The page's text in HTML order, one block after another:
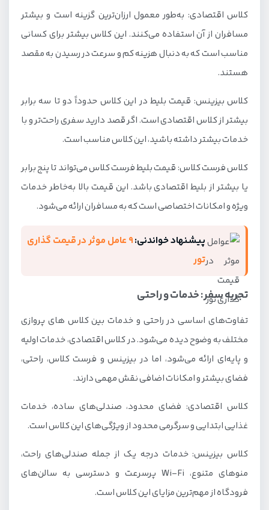
کلاس اقتصادی: به‌طور معمول ارزان‌ترین گزینه است و بیشتر
مسافران از آن استفاده می‌کنند. این کلاس بیشتر برای کسانی
مناسب است که به دنبال هزینه کم و سرعت در رسیدن به مقصد
هستند.
کلاس بیزینس: قیمت بلیط در این کلاس حدوداً دو تا سه برابر
بیشتر از کلاس اقتصادی است. اگر قصد دارید سفری راحت‌تر و با
خدمات بیشتر داشته باشید، این کلاس مناسب است.
کلاس فرست کلاس: قیمت بلیط فرست کلاس می‌تواند تا پنج برابر
یا بیشتر از بلیط اقتصادی باشد. این قیمت بالا به‌خاطر خدمات
ویژه و امکانات اختصاصی است که به مسافران ارائه می‌شود.
پیشنهاد خواندنی: 9 عامل موثر در قیمت گذاری
تور
تجربه سفر: خدمات و راحتی
تفاوت‌های اساسی در راحتی و خدمات بین کلاس های پروازی
مختلف به وضوح دیده می‌شود. در کلاس اقتصادی، خدمات اولیه
و پایه‌ای ارائه می‌شود، اما در بیزینس و فرست کلاس، راحتی،
فضای بیشتر و امکانات اضافی نقش مهمی دارند.
کلاس اقتصادی: فضای محدود، صندلی‌های ساده، خدمات
غذایی ابتدایی و سرگرمی محدود از ویژگی‌های این کلاس است.
کلاس بیزینس: خدمات درجه یک از جمله صندلی‌های راحت،
منوهای متنوع، Wi-Fi پرسرعت و دسترسی به سالن‌های
فرودگاه از مهم‌ترین مزایای این کلاس است.